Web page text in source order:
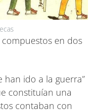
en dos
han ido a la guerra”
constituían una
contaban con